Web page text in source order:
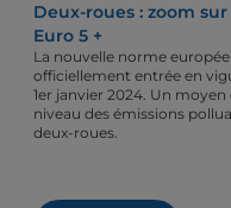
Deux-roues : zoom
Euro 5 +
La nouvelle norme
officiellement entrée en
1er janvier 2024. Un moyen
niveau des émissions
deux-roues.